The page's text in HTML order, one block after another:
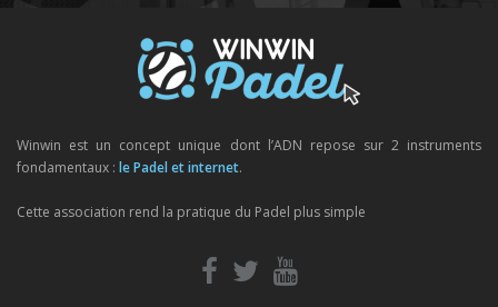
Winwin est un concept unique dont l’ADN repose sur 2 instruments
fondamentaux : le Padel et internet.
Cette association rend la pratique du Padel plus simple